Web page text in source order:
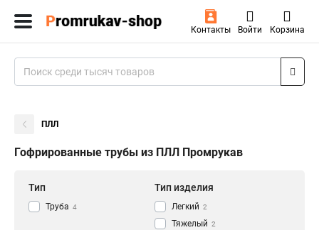
Контакты Войти Корзина
ПЛЛ
Гофрированные трубы из ПЛЛ Промрукав
Тип
Труба 4
Тип изделия
Легкий 2
Тяжелый 2